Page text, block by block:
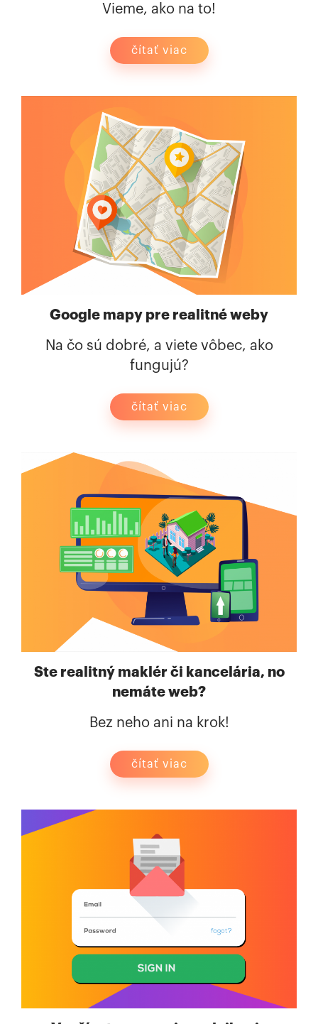
Vieme, ako na to!
čítať viac
Google mapy pre realitné weby
Na čo sú dobré, a viete vôbec, ako
fungujú?
čítať viac
Ste realitný maklér či kancelária, no
nemáte web?
Bez neho ani na krok!
čítať viac